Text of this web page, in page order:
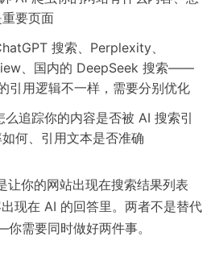
要页面
搜索、Perplexity、
、国内的 DeepSeek 搜索——
引用逻辑不一样，需要分别优化
么追踪你的内容是否被 AI 搜索引
何、引用文本是否准确
让你的网站出现在搜索结果列表
现在 AI 的回答里。两者不是替代
需要同时做好两件事。